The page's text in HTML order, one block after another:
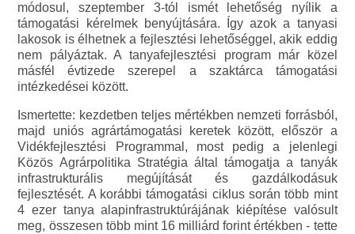
módosul, szeptember 3-tól ismét lehetőség nyílik a
támogatási kérelmek benyújtására. Így azok a tanyasi
lakosok is élhetnek a fejlesztési lehetőséggel, akik eddig
nem pályáztak. A tanyafejlesztési program már közel
másfél évtizede szerepel a szaktárca támogatási
intézkedései között.
Ismertette: kezdetben teljes mértékben nemzeti forrásból,
majd uniós agrártámogatási keretek között, először a
Vidékfejlesztési Programmal, most pedig a jelenlegi
Közös Agrárpolitika Stratégia által támogatja a tanyák
infrastrukturális megújítását és gazdálkodásuk
fejlesztését. A korábbi támogatási ciklus során több mint
4 ezer tanya alapinfrastruktúrájának kiépítése valósult
meg, összesen több mint 16 milliárd forint értékben - tette